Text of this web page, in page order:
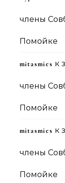
члены
Помойке
mitasmies к
члены
Помойке
mitasmies к
члены
Помойке